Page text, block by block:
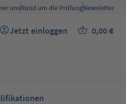
unsRund um die PrüfungNewsletter
auf dem Merkzettel
Jetzt einloggen 0,00 €